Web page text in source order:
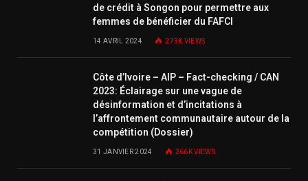
de crédit à Songon pour permettre aux
femmes de bénéficier du FAFCI
14 AVRIL 2024 273K VIEWS
Côte d’Ivoire – AIP – Fact-checking / CAN
2023: Éclairage sur une vague de
désinformation et d’incitations à
l’affrontement communautaire autour de la
compétition (Dossier)
31 JANVIER 2024 266KVIEWS